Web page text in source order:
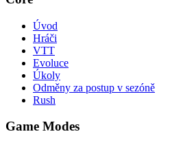
Úvod
Hráči
VTT
Evoluce
Úkoly
Odměny za postup v sezóně
Rush
Game Modes